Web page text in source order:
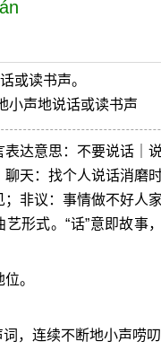
或读书声。
小声地说话或读书声
达意思：不要说话｜说
天：找个人说话消磨时
非议：事情做不好人家
形式。“话”意即故事
。
，连续不断地小声唠叨